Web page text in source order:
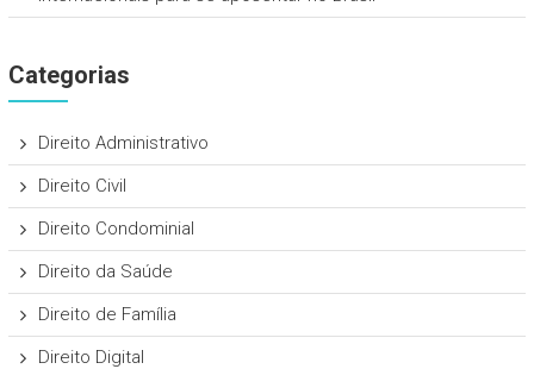
Categorias
Direito Administrativo
Direito Civil
Direito Condominial
Direito da Saúde
Direito de Família
Direito Digital